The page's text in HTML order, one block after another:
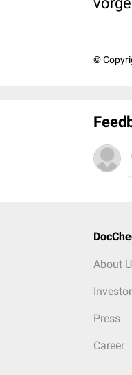
©
About
Press
Career